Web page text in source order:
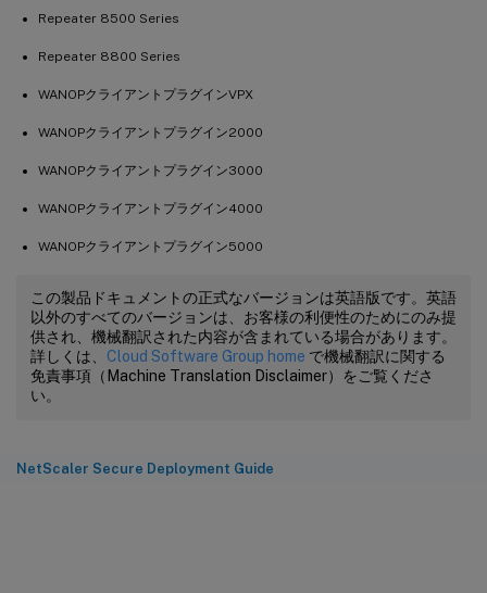
Repeater 8500 Series
Repeater 8800 Series
WANOPクライアントプラグインVPX
WANOPクライアントプラグイン2000
WANOPクライアントプラグイン3000
WANOPクライアントプラグイン4000
WANOPクライアントプラグイン5000
この製品ドキュメントの正式なバージョンは英語版です。英語
以外のすべてのバージョンは、お客様の利便性のためにのみ提
供され、機械翻訳された内容が含まれている場合があります。
詳しくは、 Cloud Software Group home で機械翻訳に関する
免責事項（Machine Translation Disclaimer）をご覧くださ
い。
NetScaler Secure Deployment Guide